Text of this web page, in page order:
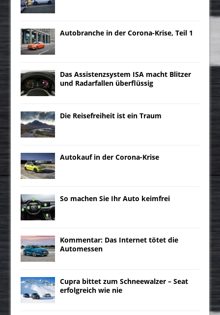
Autobranche in der Corona-Krise, Teil 1
Das Assistenzsystem ISA macht Blitzer
und Radarfallen überflüssig
Die Reisefreiheit ist ein Traum
Autokauf in der Corona-Krise
So machen Sie Ihr Auto keimfrei
Kommentar: Das Internet tötet die
Automessen
Cupra bittet zum Schneewalzer – Seat
erfolgreich wie nie